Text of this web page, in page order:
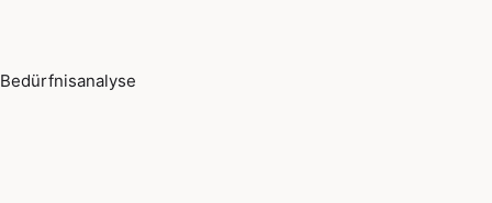
Bedürfnisanalyse